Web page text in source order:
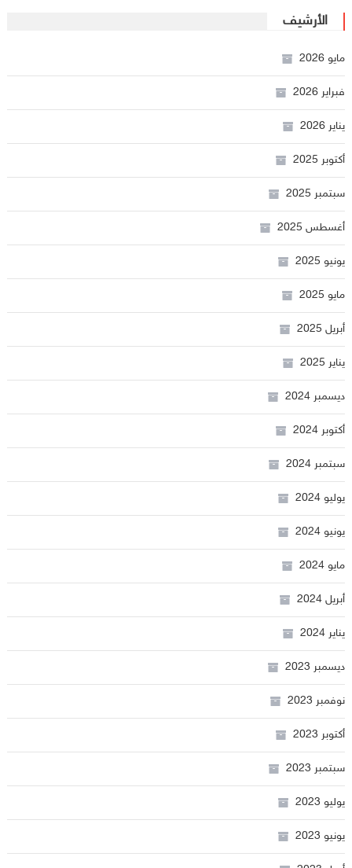
الأرشيف
مايو 2026
فبراير 2026
يناير 2026
أكتوبر 2025
سبتمبر 2025
أغسطس 2025
يونيو 2025
مايو 2025
أبريل 2025
يناير 2025
ديسمبر 2024
أكتوبر 2024
سبتمبر 2024
يوليو 2024
يونيو 2024
مايو 2024
أبريل 2024
يناير 2024
ديسمبر 2023
نوفمبر 2023
أكتوبر 2023
سبتمبر 2023
يوليو 2023
يونيو 2023